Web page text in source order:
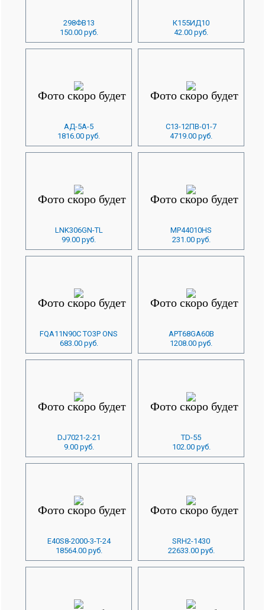
298ФВ13
150.00 руб.
К155ИД10
42.00 руб.
АД-5А-5
1816.00 руб.
С13-12ПВ-01-7
4719.00 руб.
LNK306GN-TL
99.00 руб.
MP44010HS
231.00 руб.
FQA11N90C TO3P ONS
683.00 руб.
APT68GA60B
1208.00 руб.
DJ7021-2-21
9.00 руб.
TD-55
102.00 руб.
E40S8-2000-3-T-24
18564.00 руб.
SRH2-1430
22633.00 руб.